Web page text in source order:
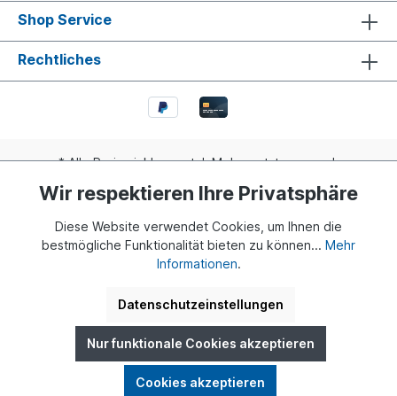
Shop Service
Rechtliches
* Alle Preise inkl. gesetzl. Mehrwertsteuer zzgl.
anders angegeben.
Realisiert mit Shopware
© 2024 Buddy Bär Berlin GmbH | Eine Initiative von Dr. Klaus
Wir respektieren Ihre Privatsphäre
Diese Website verwendet Cookies, um Ihnen die
bestmögliche Funktionalität bieten zu können... Mehr
Informationen.
Datenschutzeinstellungen
Nur funktionale Cookies akzeptieren
Cookies akzeptieren